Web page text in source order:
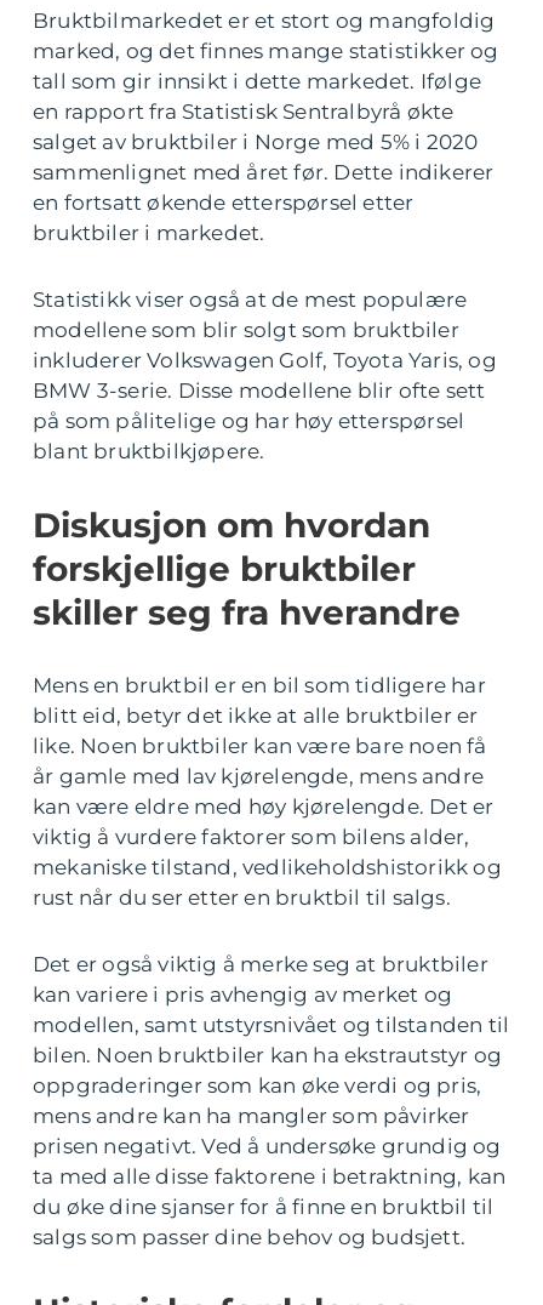
Bruktbilmarkedet er et stort og mangfoldig
marked, og det finnes mange statistikker og
tall som gir innsikt i dette markedet. Ifølge
en rapport fra Statistisk Sentralbyrå økte
salget av bruktbiler i Norge med 5% i 2020
sammenlignet med året før. Dette indikerer
en fortsatt økende etterspørsel etter
bruktbiler i markedet.
Statistikk viser også at de mest populære
modellene som blir solgt som bruktbiler
inkluderer Volkswagen Golf, Toyota Yaris, og
BMW 3-serie. Disse modellene blir ofte sett
på som pålitelige og har høy etterspørsel
blant bruktbilkjøpere.
Diskusjon om hvordan
forskjellige bruktbiler
skiller seg fra hverandre
Mens en bruktbil er en bil som tidligere har
blitt eid, betyr det ikke at alle bruktbiler er
like. Noen bruktbiler kan være bare noen få
år gamle med lav kjørelengde, mens andre
kan være eldre med høy kjørelengde. Det er
viktig å vurdere faktorer som bilens alder,
mekaniske tilstand, vedlikeholdshistorikk og
rust når du ser etter en bruktbil til salgs.
Det er også viktig å merke seg at bruktbiler
kan variere i pris avhengig av merket og
modellen, samt utstyrsnivået og tilstanden til
bilen. Noen bruktbiler kan ha ekstrautstyr og
oppgraderinger som kan øke verdi og pris,
mens andre kan ha mangler som påvirker
prisen negativt. Ved å undersøke grundig og
ta med alle disse faktorene i betraktning, kan
du øke dine sjanser for å finne en bruktbil til
salgs som passer dine behov og budsjett.